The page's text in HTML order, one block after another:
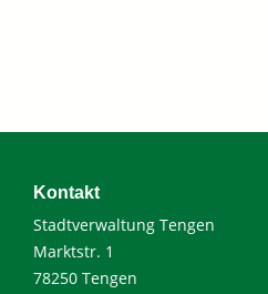
Kontakt
Stadtverwaltung Tengen
Marktstr. 1
78250 Tengen